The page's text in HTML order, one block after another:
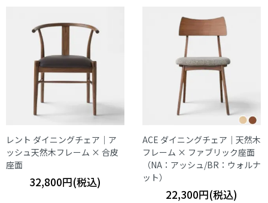
レント ダイニングチェア｜ア
ッシュ天然木フレーム × 合皮
座面
32,800円(税込)
ACE ダイニングチェア｜天然木
フレーム × ファブリック座面
（NA：アッシュ/BR：ウォルナ
ット）
22,300円(税込)